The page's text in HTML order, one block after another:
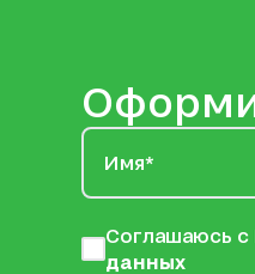
Соглашаюсь с
данных